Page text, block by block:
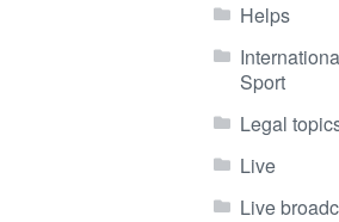
Helps
Sport
Legal
Live
Live